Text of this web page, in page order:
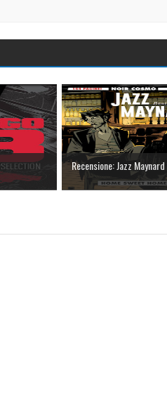
Recensione: Jazz Maynard